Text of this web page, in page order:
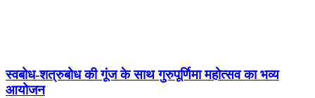
स्वबोध-शत्रुबोध की गूंज के साथ गुरुपूर्णिमा महोत्सव का भव्य
आयोजन